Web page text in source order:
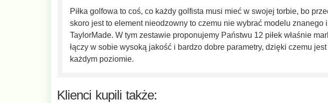
Piłka golfowa to coś, co każdy golfista musi mieć w swojej torbie, bo
skoro jest to element nieodzowny to czemu nie wybrać modelu znanego
TaylorMade. W tym zestawie proponujemy Państwu 12 piłek właśnie
łączy w sobie wysoką jakość i bardzo dobre parametry, dzięki czemu
każdym poziomie.
Klienci kupili także: